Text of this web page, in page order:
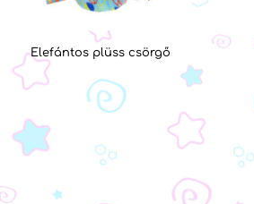
Elefántos plüss csörgő